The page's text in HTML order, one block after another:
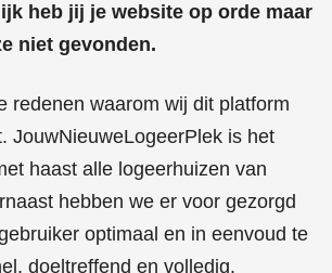
heb jij je website op orde maar
niet gevonden.
redenen waarom wij dit platform
JouwNieuweLogeerPlek is het
haast alle logeerhuizen van
hebben we er voor gezorgd
optimaal en in eenvoud te
doeltreffend en volledig.